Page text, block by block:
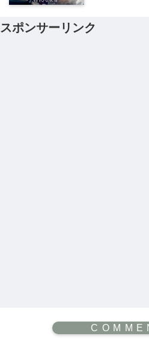
スポンサーリンク